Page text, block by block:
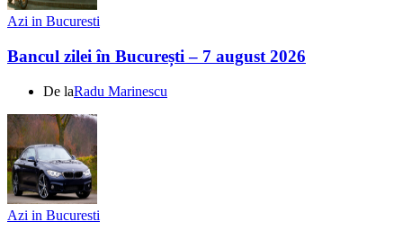
Azi in Bucuresti
Bancul zilei în București – 7 august 2026
De laRadu Marinescu
Azi in Bucuresti